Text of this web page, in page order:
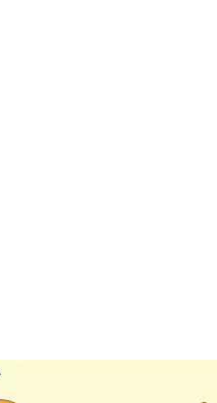
смешные истории, клипы!
карикатуры, шаржи, стихи,